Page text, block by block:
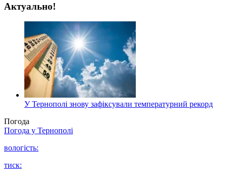
Актуально!
У Тернополі знову зафіксували температурний рекорд
Погода
Погода у Тернополі
вологість:
тиск: